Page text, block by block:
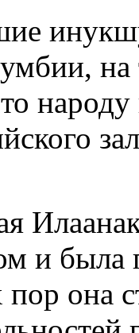
на
народу
и была
пор она